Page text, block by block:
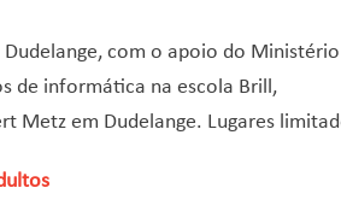
Dudelange, com o apoio do
de informática na escola Brill,
Metz em Dudelange. Lugares